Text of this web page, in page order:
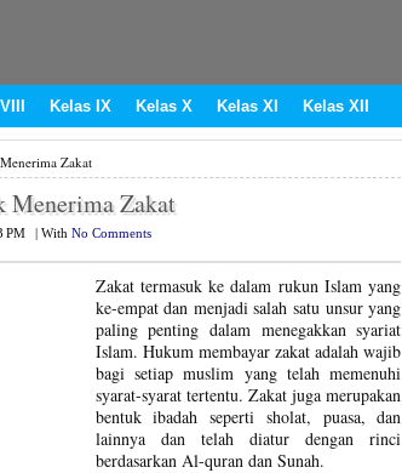
Kelas IX Kelas X Kelas XI Kelas XII
Zakat
Menerima Zakat
PM With No Comments
Zakat termasuk ke dalam rukun Islam yang
ke-empat dan menjadi salah satu unsur yang
paling penting dalam menegakkan syariat
Islam. Hukum membayar zakat adalah wajib
bagi setiap muslim yang telah memenuhi
syarat-syarat tertentu. Zakat juga merupakan
bentuk ibadah seperti sholat, puasa, dan
lainnya dan telah diatur dengan rinci
berdasarkan Al-quran dan Sunah.